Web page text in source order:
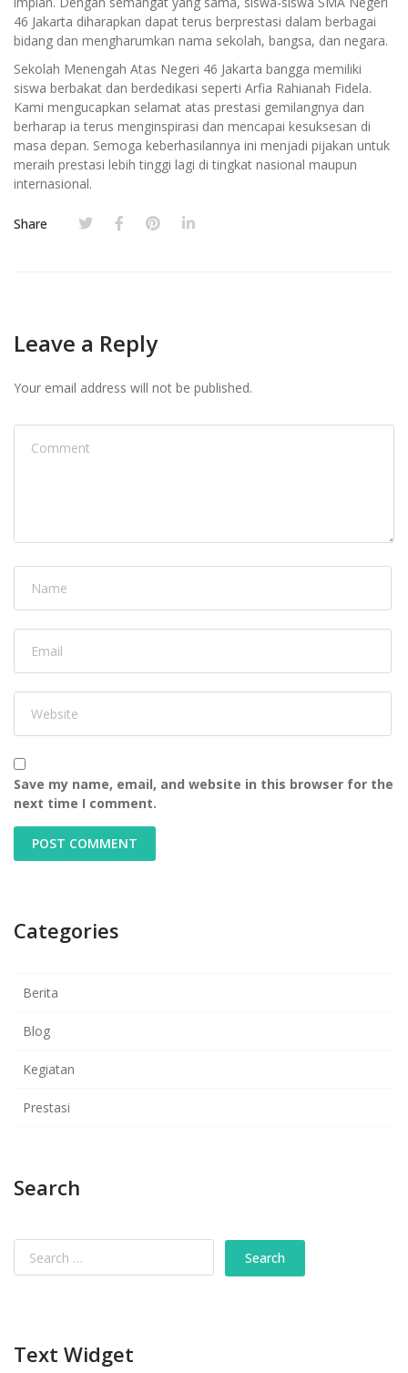
46 Jakarta diharapkan dapat terus berprestasi dalam berbagai
bidang dan mengharumkan nama sekolah, bangsa, dan negara.
Sekolah Menengah Atas Negeri 46 Jakarta bangga memiliki
siswa berbakat dan berdedikasi seperti Arfia Rahianah Fidela.
Kami mengucapkan selamat atas prestasi gemilangnya dan
berharap ia terus menginspirasi dan mencapai kesuksesan di
masa depan. Semoga keberhasilannya ini menjadi pijakan untuk
meraih prestasi lebih tinggi lagi di tingkat nasional maupun
internasional.
Share
Leave a Reply
Your email address will not be published.
Save my name, email, and website in this browser for the
next time I comment.
Categories
Berita
Blog
Kegiatan
Prestasi
Search
Text Widget